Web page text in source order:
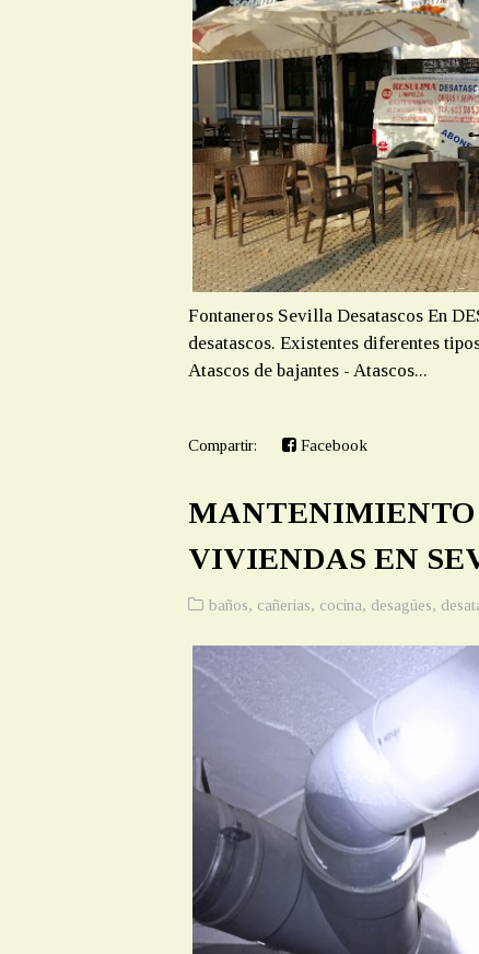
Fontaneros Sevilla Desatascos En
desatascos. Existentes diferentes
Atascos de bajantes - Atascos...
Compartir: Facebook
MANTENIMIENTO
VIVIENDAS EN
baños, cañerias, cocina, desagües,